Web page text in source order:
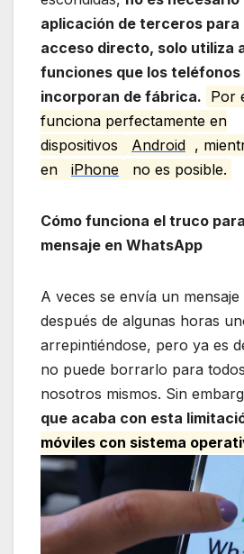
aplicación de terceros
acceso directo, solo utiliza
funciones que los teléfonos
incorporan de fábrica. Por
funciona perfectamente en
dispositivos
Android ,
en
iPhone no es posible.
Cómo funciona el truco
mensaje en WhatsApp
A veces se envía un
después de algunas horas
arrepintiéndose, pero ya es
no puede borrarlo para
nosotros mismos. Sin
que acaba con esta
móviles con sistema